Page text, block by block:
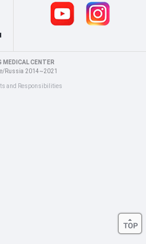
MEDICAL CENTER
Russia 2014~2021
and Responsibilities